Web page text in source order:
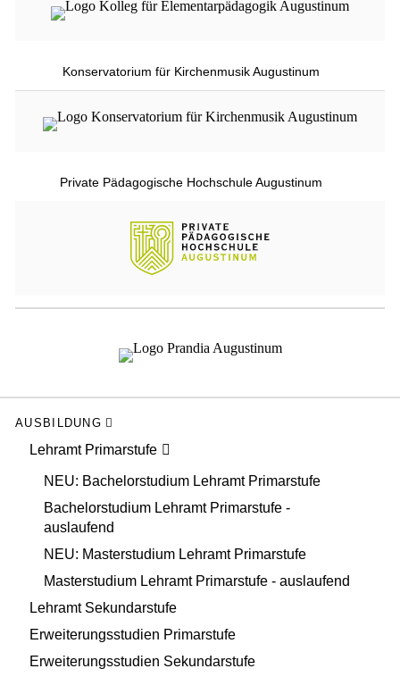
Konservatorium für Kirchenmusik Augustinum
Private Pädagogische Hochschule Augustinum
AUSBILDUNG
Lehramt Primarstufe
NEU: Bachelorstudium Lehramt Primarstufe
Bachelorstudium Lehramt Primarstufe -
auslaufend
NEU: Masterstudium Lehramt Primarstufe
Masterstudium Lehramt Primarstufe - auslaufend
Lehramt Sekundarstufe
Erweiterungsstudien Primarstufe
Erweiterungsstudien Sekundarstufe